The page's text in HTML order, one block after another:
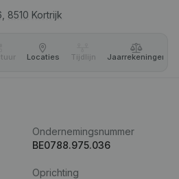
8510 Kortrijk
Locaties Tijdlijn Jaar­rekeningen
Ondernemingsnummer
BE0788.975.036
Oprichting